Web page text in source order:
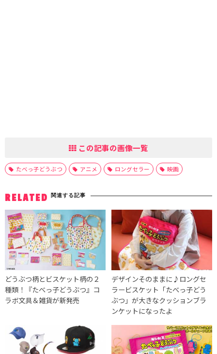
この記事の画像一覧
たべっ子どうぶつ アニメ ロングセラー 映画
RELATED 関連する記事
どうぶつ柄とビスケット柄の２
種類！『たべっ子どうぶつ』コ
ラボ文具＆雑貨が新発売
デザインそのままに♪ロングセ
ラービスケット「たべっ子どう
ぶつ」が大きなクッションブラ
ンケットになったよ